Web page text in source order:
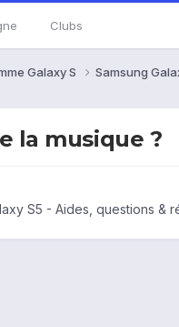
Clubs
Galaxy S Samsung
la musique ?
S5 - Aides, questions &